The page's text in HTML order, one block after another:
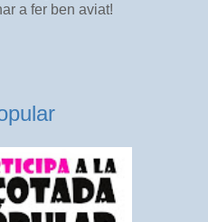
a fer ben aviat!